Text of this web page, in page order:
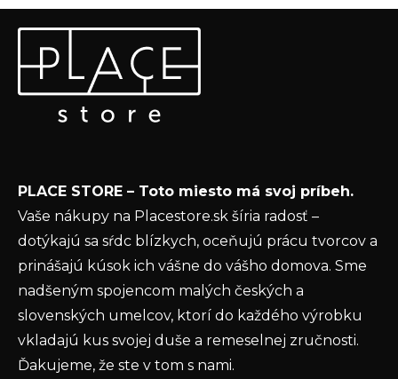
a
c
e
p
v
p
i
s
u
Odoberať newsletter
Vložte svoj e-mail a my Vám budeme zasielať informácie
o nových produktoch na našom e-shope.
ochrany osobných údajov
PRIHLÁSIŤ SA
PLACE STORE – Toto miesto má svoj príbeh.
Vaše nákupy na Placestore.sk šíria radosť –
dotýkajú sa sŕdc blízkych, oceňujú prácu tvorcov a
prinášajú kúsok ich vášne do vášho domova. Sme
nadšeným spojencom malých českých a
slovenských umelcov, ktorí do každého výrobku
vkladajú kus svojej duše a remeselnej zručnosti.
Ďakujeme, že ste v tom s nami.